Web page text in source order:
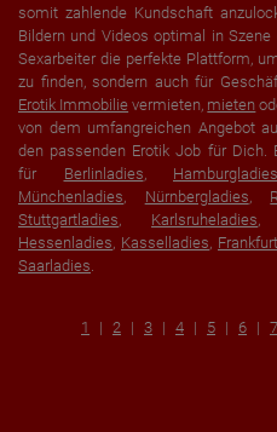
somit zahlende Kundschaft
Bildern und Videos optimal in
Sexarbeiter die perfekte Plattform,
zu finden, sondern auch für
Erotik Immobilie vermieten, mieten
von dem umfangreichen Angebot
den passenden Erotik Job für Dich.
für Berlinladies Hamburgladies
Münchenladies
Nürnbergladies
Stuttgartladies
Karlsruheladies
Hessenladies Kasselladies
Saarladies
1 2 3 4 5 6 7